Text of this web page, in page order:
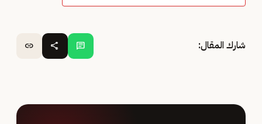
شارك المقال: chat
share
link